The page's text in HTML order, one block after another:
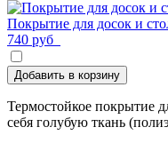
Покрытие для досок и
740 руб
Добавить в корзину
Термостойкое покрытие
себя голубую ткань